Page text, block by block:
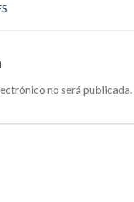
no será publicada.